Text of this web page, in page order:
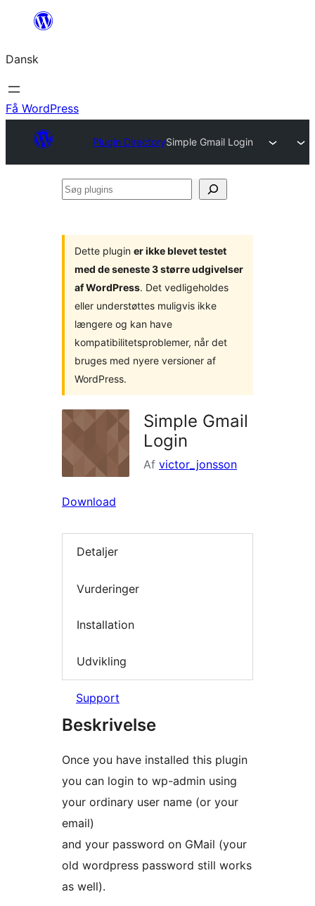
Spring
indhold
Dansk
Få WordPress
Plugin DirectorySimple Gmail Login
Søg
Dette plugin er ikke blevet testet
med de seneste 3 større udgivelser
af WordPress. Det vedligeholdes
eller understøttes muligvis ikke
længere og kan have
kompatibilitetsproblemer, når det
bruges med nyere versioner af
WordPress.
Simple Gmail
Login
Af victor_jonsson
Download
Detaljer
Vurderinger
Installation
Udvikling
Support
Beskrivelse
Once you have installed this plugin
you can login to wp-admin using
your ordinary user name (or your
email)
and your password on GMail (your
old wordpress password still works
as well).